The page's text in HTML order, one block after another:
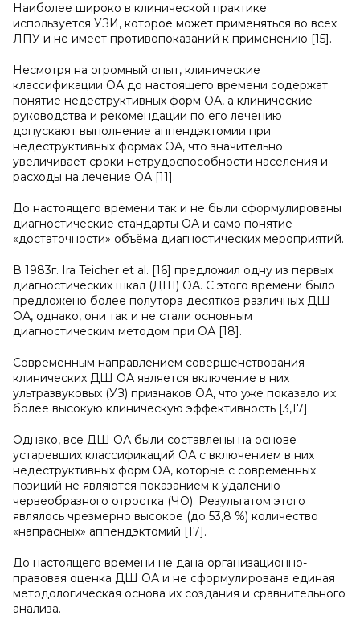
Наиболее широко в клинической практике
используется УЗИ, которое может применяться во всех
ЛПУ и не имеет противопоказаний к применению [15].
Несмотря на огромный опыт, клинические
классификации ОА до настоящего времени содержат
понятие недеструктивных форм ОА, а клинические
руководства и рекомендации по его лечению
допускают выполнение аппендэктомии при
недеструктивных формах ОА, что значительно
увеличивает сроки нетрудоспособности населения и
расходы на лечение ОА [11].
До настоящего времени так и не были сформулированы
диагностические стандарты ОА и само понятие
«достаточности» объёма диагностических мероприятий.
В 1983г. Ira Teicher et al. [16] предложил одну из первых
диагностических шкал (ДШ) ОА. С этого времени было
предложено более полутора десятков различных ДШ
ОА, однако, они так и не стали основным
диагностическим методом при ОА [18].
Современным направлением совершенствования
клинических ДШ ОА является включение в них
ультразвуковых (УЗ) признаков ОА, что уже показало их
более высокую клиническую эффективность [3,17].
Однако, все ДШ ОА были составлены на основе
устаревших классификаций ОА с включением в них
недеструктивных форм ОА, которые с современных
позиций не являются показанием к удалению
червеобразного отростка (ЧО). Результатом этого
являлось чрезмерно высокое (до 53,8 %) количество
«напрасных» аппендэктомий [17].
До настоящего времени не дана организационно-
правовая оценка ДШ ОА и не сформулирована единая
методологическая основа их создания и сравнительного
анализа.